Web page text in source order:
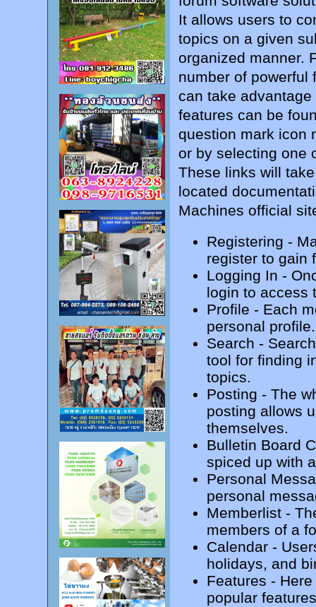
It allows users to
topics on a given
organized manner.
number of powerful
can take
features can be
question mark icon
or by selecting one
These links will
located
Machines official
Registering -
register to gain
Logging In -
login to access
Profile - Each
personal profile.
Search -
tool for finding
topics.
Posting - The
posting allows
themselves.
Bulletin Board
spiced up with
Personal
personal
Memberlist -
members of a
Calendar -
holidays, and
Features -
popular